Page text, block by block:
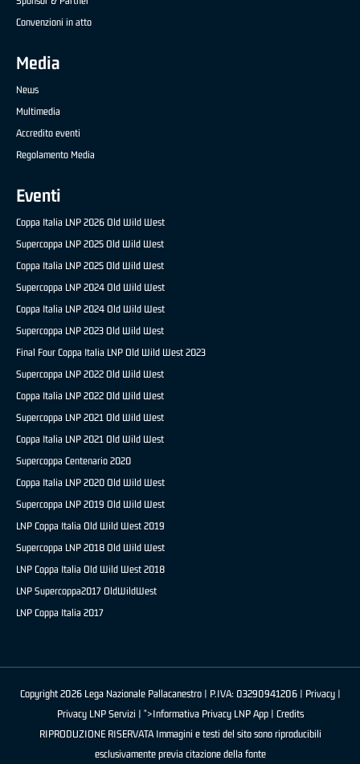
Convenzioni in atto
Media
News
Multimedia
Accredito eventi
Regolamento Media
Eventi
Coppa Italia LNP 2026 Old Wild West
Supercoppa LNP 2025 Old Wild West
Coppa Italia LNP 2025 Old Wild West
Supercoppa LNP 2024 Old Wild West
Coppa Italia LNP 2024 Old Wild West
Supercoppa LNP 2023 Old Wild West
Final Four Coppa Italia LNP Old Wild West 2023
Supercoppa LNP 2022 Old Wild West
Coppa Italia LNP 2022 Old Wild West
Supercoppa LNP 2021 Old Wild West
Coppa Italia LNP 2021 Old Wild West
Supercoppa Centenario 2020
Coppa Italia LNP 2020 Old Wild West
Supercoppa LNP 2019 Old Wild West
LNP Coppa Italia Old Wild West 2019
Supercoppa LNP 2018 Old Wild West
LNP Coppa Italia Old Wild West 2018
LNP Supercoppa2017 OldWildWest
LNP Coppa Italia 2017
Copyright 2026 Lega Nazionale Pallacanestro | P.IVA: 03290941206 | Privacy|
Privacy LNP Servizi | ">Informativa Privacy LNP App | Credits
RIPRODUZIONE RISERVATA Immagini e testi del sito sono riproducibili
esclusivamente previa citazione della fonte